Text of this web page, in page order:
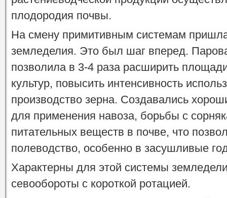
плодородия почвы.
На смену примитивным системам
земледелия. Это был шаг вперед.
позволила в 3-4 раза расширить
культур, повысить интенсивность
производство зерна. Создавались
для применения навоза, борьбы с
питательных веществ в почве, что
полеводство, особенно в засушливые
Характерны для этой системы
севообороты с короткой ротацией.